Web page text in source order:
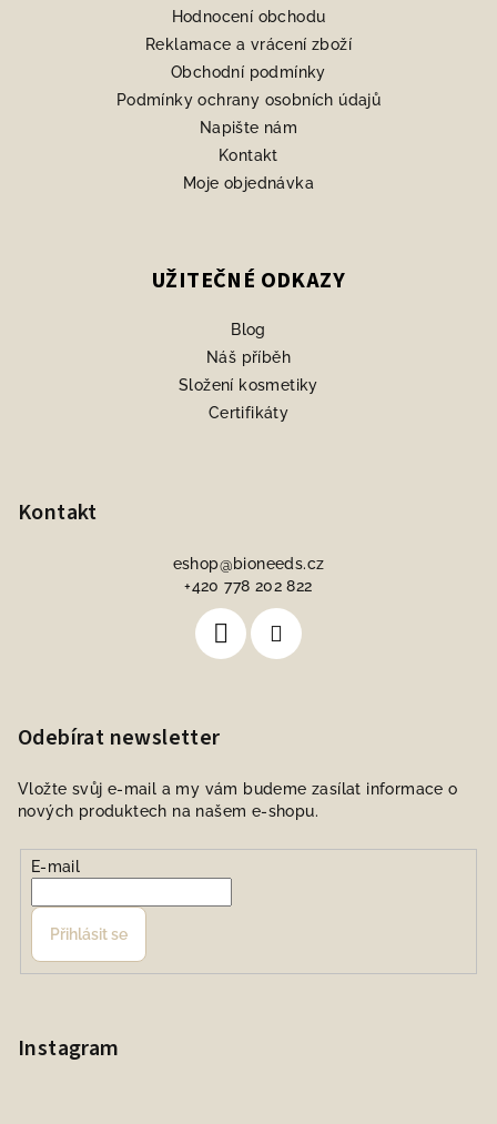
Hodnocení obchodu
Reklamace a vrácení zboží
Obchodní podmínky
Podmínky ochrany osobních údajů
Napište nám
Kontakt
Moje objednávka
UŽITEČNÉ ODKAZY
Blog
Náš příběh
Složení kosmetiky
Certifikáty
Kontakt
eshop@bioneeds.cz
+420 778 202 822
Odebírat newsletter
Vložte svůj e-mail a my vám budeme zasílat informace o
nových produktech na našem e-shopu.
E-mail
Přihlásit se
Instagram